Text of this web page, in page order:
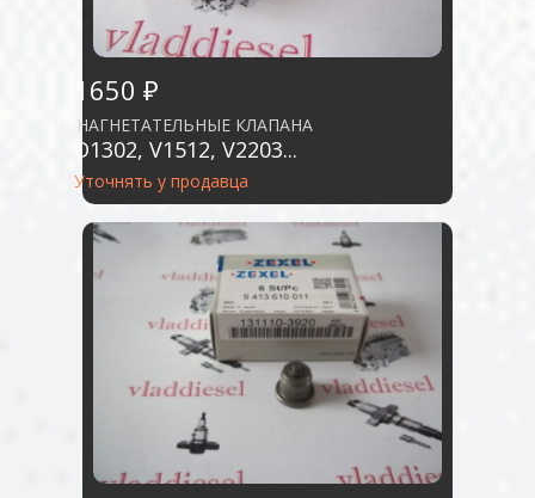
1650 ₽
НАГНЕТАТЕЛЬНЫЕ КЛАПАНА
D1302, V1512, V2203...
Уточнять у продавца